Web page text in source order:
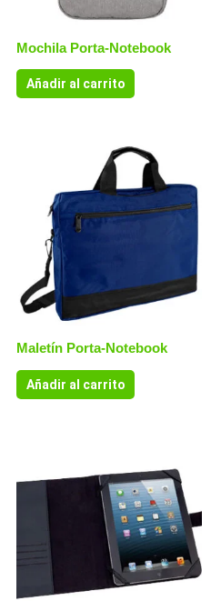
Mochila Porta-Notebook
Añadir al carrito
Maletín Porta-Notebook
Añadir al carrito